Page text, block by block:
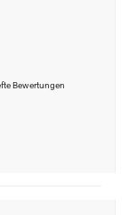
Bewertungen